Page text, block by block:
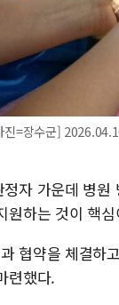
진=장수군]
자 가운데 병원
원하는 것이 핵심
협약을 체결하
련했다.